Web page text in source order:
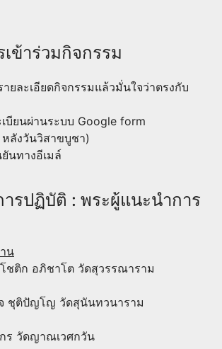
ข้าร่วมกิจกรรม
ยละเอียดกิจกรรมแล้วมั่นใจว่าตรงกับ
บียนผ่านระบบ Google form
ลังวันวิสาขบูชา)
นทางอีเมล์
ารปฏิบัติ : พระผู้แนะนำการ
น
ชติก อภิชาโต วัดสุวรรณาราม
ชุติปัญโญ วัดสุนันทวนาราม
ร วัดญาณเวศกวัน